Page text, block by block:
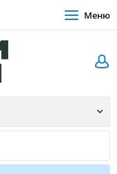
Меню